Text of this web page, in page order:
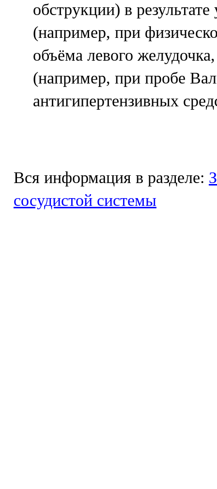
обструкции) в
(например, при
объёма левого
(например, при пробе
антигипертензивных
Вся информация в разделе:
сосудистой системы